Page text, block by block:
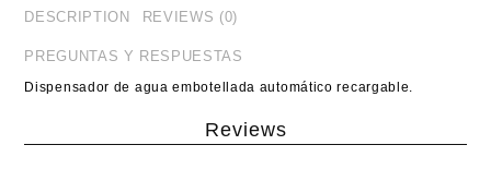
DESCRIPTION REVIEWS (0)
PREGUNTAS Y RESPUESTAS
Dispensador de agua embotellada automático recargable.
Reviews